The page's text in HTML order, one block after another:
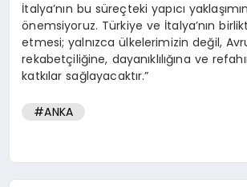
İtalya’nın bu süreçteki yapıcı
önemsiyoruz. Türkiye ve İtalya’nın
etmesi; yalnızca ülkelerimizin değil,
rekabetçiliğine, dayanıklılığına ve
katkılar sağlayacaktır.”
#ANKA